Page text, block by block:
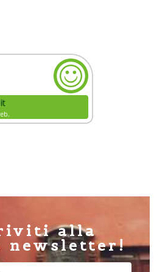
alla
newsletter!